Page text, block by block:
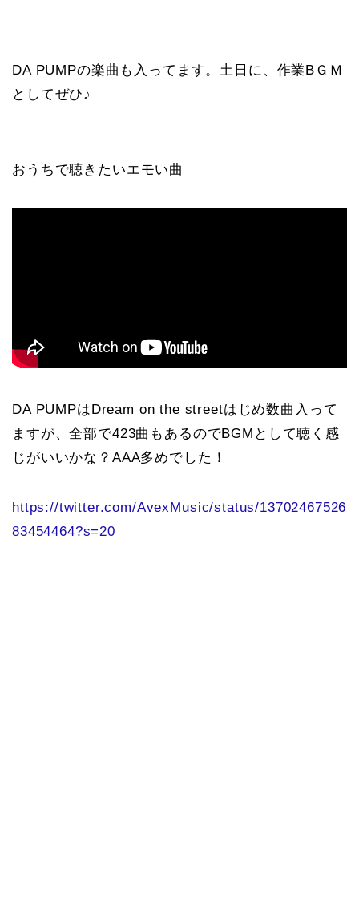
DA PUMPの楽曲も入ってます。土日に、作業BＧＭ
としてぜひ♪
おうちで聴きたいエモい曲
DA PUMPはDream on the streetはじめ数曲入って
ますが、全部で423曲もあるのでBGMとして聴く感
じがいいかな？AAA多めでした！
https://twitter.com/AvexMusic/status/13702467526
83454464?s=20